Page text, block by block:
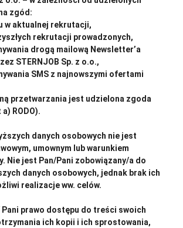
zgód:
w aktualnej rekrutacji,
rekrutacji prowadzonych,
drogą mailową Newsletter’a
STERNJOB Sp. z o.o.,
SMS z najnowszymi ofertami
przetwarzania jest udzielona zgoda
RODO).
danych osobowych nie jest
umownym lub warunkiem
Nie jest Pan/Pani zobowiązany/a do
danych osobowych, jednak brak ich
realizacje ww. celów.
Pani prawo dostępu do treści swoich
ich kopii i ich sprostowania,